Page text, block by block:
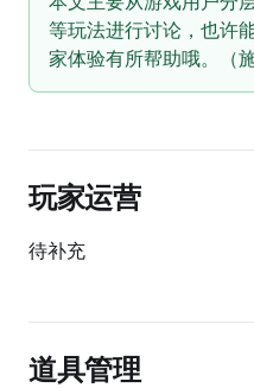
等玩法进行讨论，也许
家体验有所帮助哦。（施
玩家运营
待补充
道具管理